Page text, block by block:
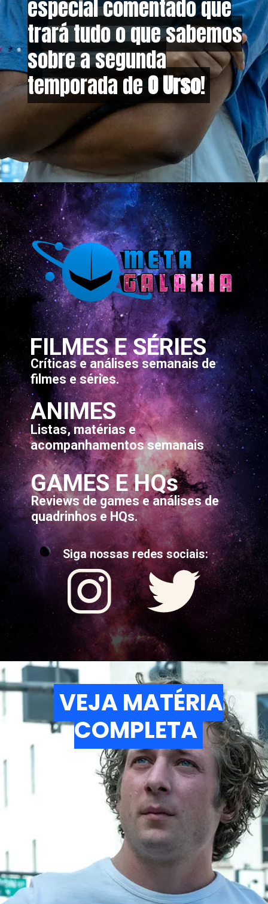
especial comentado que
trará tudo o que sabemos
sobre a segunda
temporada deO Urso!
especial comentado que
trará tudo o que sabemos
sobre a segunda
temporada deO Urso!
Opening https://metagalaxia.com.br/series/tudo-sobre-a-segunda-temporada-de-o-urso/
FILMES E SÉRIES
Críticas e análises semanais de
filmes e séries.
ANIMES
Listas, matérias e
acompanhamentos semanais
GAMES E HQs
Reviews de games e análises de
quadrinhos e HQs.
Siga nossas redes sociais:
VEJA MATÉRIA
COMPLETA
VEJA MATÉRIA
COMPLETA